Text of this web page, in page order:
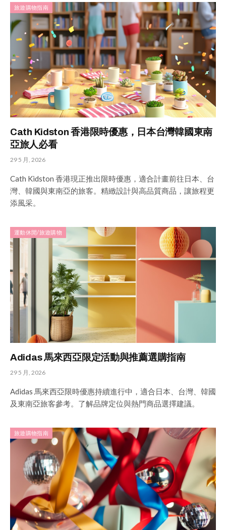
旅遊購物指南
Cath Kidston 香港限時優惠，日本台灣韓國東南
亞旅人必看
29 5 月, 2026
Cath Kidston 香港現正推出限時優惠，適合計畫前往日本、台
灣、韓國與東南亞的旅客。精緻設計與高品質商品，讓旅程更
添風采。
運動休閒/旅遊購物
Adidas 馬來西亞限定活動與推薦選購指南
29 5 月, 2026
Adidas 馬來西亞限時優惠持續進行中，適合日本、台灣、韓國
及東南亞旅客參考。了解品牌定位與熱門商品選擇建議。
旅遊購物指南